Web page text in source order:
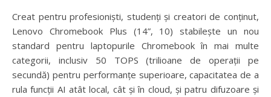
Creat pentru profesioniști, studenți și creatori de conținut,
Lenovo Chromebook Plus (14”, 10) stabilește un nou
standard pentru laptopurile Chromebook în mai multe
categorii, inclusiv 50 TOPS (trilioane de operații pe
secundă) pentru performanțe superioare, capacitatea de a
rula funcții AI atât local, cât și în cloud, și patru difuzoare și